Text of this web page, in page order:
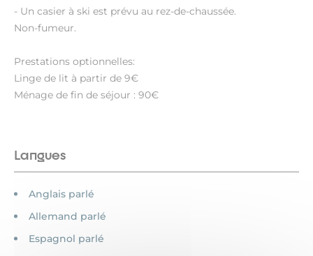
- Un casier à ski est prévu au rez-de-chaussée.
Non-fumeur.
Prestations optionnelles:
Linge de lit à partir de 9€
Ménage de fin de séjour : 90€
Langues
Anglais parlé
Allemand parlé
Espagnol parlé